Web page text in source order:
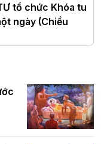
–
tổ chức Khóa tu
ngày (Chiều
tổ chức Khóa tu
ngày (Sáng